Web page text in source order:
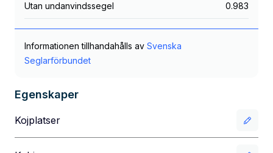
Utan undanvindssegel 0.983
Informationen tillhandahålls av Svenska
Seglarförbundet
Egenskaper
Kojplatser